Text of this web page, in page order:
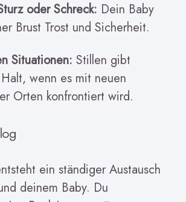
oder Schreck: Dein Baby
Brust Trost und Sicherheit.
Situationen: Stillen gibt
wenn es mit neuen
Orten konfrontiert wird.
ein ständiger Austausch
deinem Baby. Du